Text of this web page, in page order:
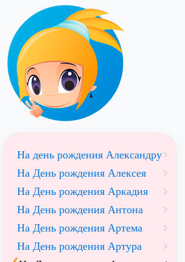
На день рождения Александру
На День рождения Алексея
На День рождения Аркадия
На День рождения Антона
На День рождения Артема
На День рождения Артура